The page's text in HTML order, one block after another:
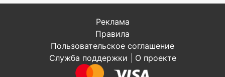
Реклама
Правила
Пользовательское соглашение
Служба поддержки
О проекте